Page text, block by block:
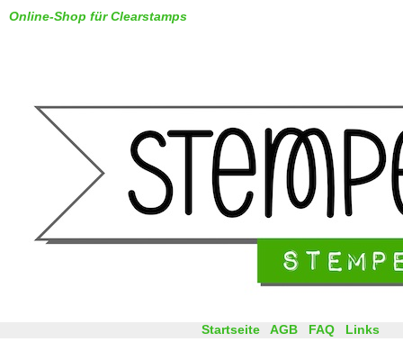
Online-Shop für Clearstamps
Startseite AGB FAQ Links